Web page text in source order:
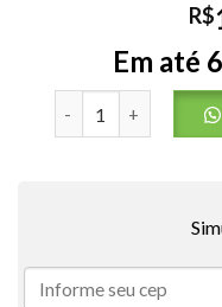
R$
Em até
Prancha F-One